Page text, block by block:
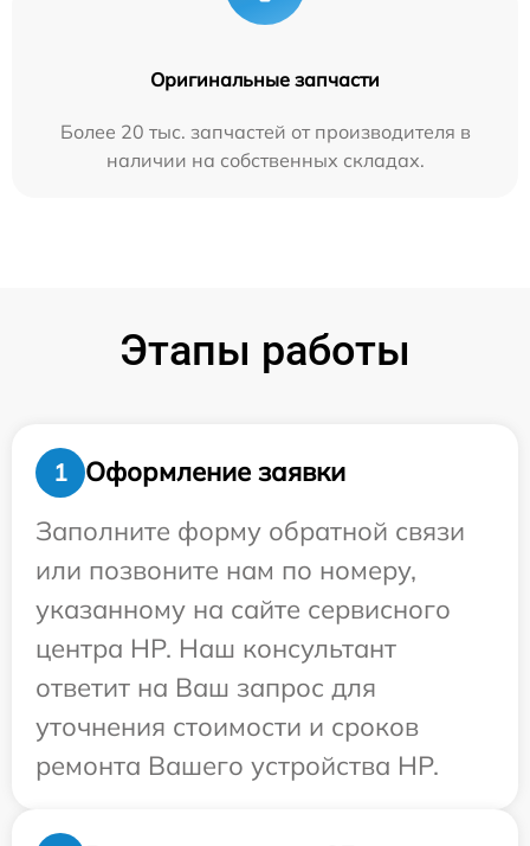
Оригинальные запчасти
Более 20 тыс. запчастей от производителя в
наличии на собственных складах.
Этапы работы
1
Оформление заявки
Заполните форму обратной связи
или позвоните нам по номеру,
указанному на сайте сервисного
центра HP. Наш консультант
ответит на Ваш запрос для
уточнения стоимости и сроков
ремонта Вашего устройства HP.